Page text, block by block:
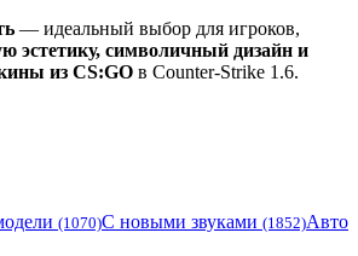
— идеальный выбор для игроков,
эстетику, символичный дизайн и
из CS:GO в Counter-Strike 1.6.
(1070)С новыми звуками (1852)Авто